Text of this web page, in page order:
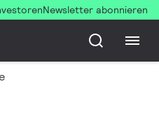
Newsletter abonnieren